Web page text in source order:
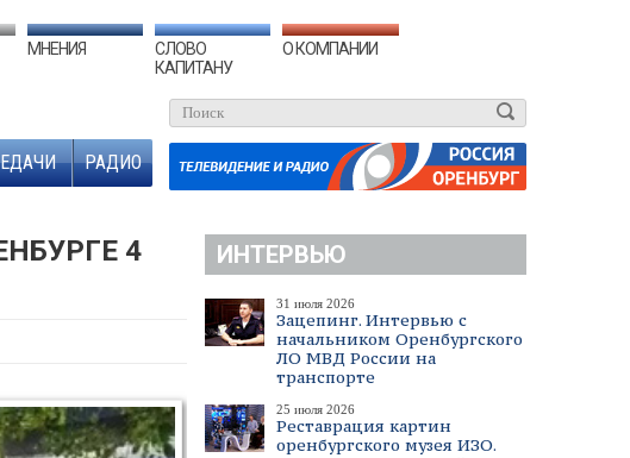
МНЕНИЯ
СЛОВО
КАПИТАНУ
О КОМПАНИИ
РАДИО
ИНТЕРВЬЮ
31 июля 2026
Зацепинг. Интервью с
начальником Оренбургского
ЛО МВД России на
транспорте
25 июля 2026
Реставрация картин
оренбургского музея ИЗО.
4